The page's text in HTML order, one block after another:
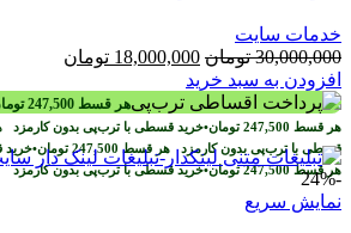
خدمات سایت
30,000,000 تومان قیمت
اصلی
30,000,000 تومان
بود.
18,000,000 تومان
است.
افزودن به سبد خرید
هر قسط 247,500
هر قسط 247,500 تومان•خرید قسطی با ترب‌پی بدون کارمزد
قسطی با ترب‌پی بدون کارمزد هر قسط 247,500 تومان•خرید
هر قسط247,500 تومان•خرید قسطی با ترب‌پی بدون کارمزد
-24%
نمایش سریع